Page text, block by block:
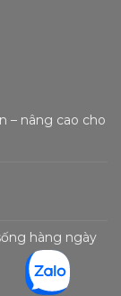
– nâng cao cho
hàng ngày